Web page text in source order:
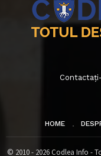
HOME
© 2010 - 2026 Codlea Info -